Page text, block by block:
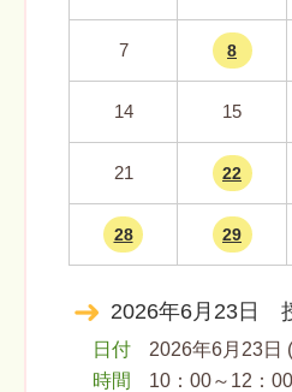
7 8
14 15
21 22
28 29
2026年6月23日
日付
2026年6月23日
時間
10：00～12：